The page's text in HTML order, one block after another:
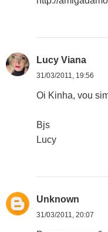
Lucy Viana
31/03/2011, 19:56
Oi Kinha, vou
Bjs
Lucy
Unknown
31/03/2011, 20:07